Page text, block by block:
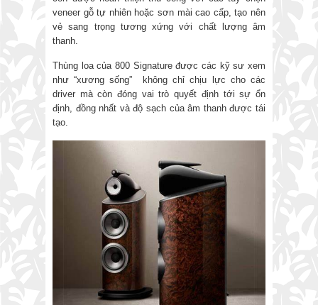
veneer gỗ tự nhiên hoặc sơn mài cao cấp, tạo nên
vẻ sang trọng tương xứng với chất lượng âm
thanh.
Thùng loa của 800 Signature được các kỹ sư xem
như “xương sống” không chỉ chịu lực cho các
driver mà còn đóng vai trò quyết định tới sự ổn
định, đồng nhất và độ sạch của âm thanh được tái
tạo.